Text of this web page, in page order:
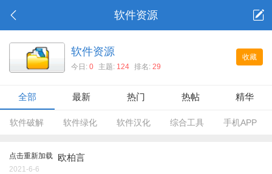
软件资源
收藏
软件资源
今日:0 主题: 124 排名:29
全部 最新 热门 热帖 精华
软件破解 软件绿化 软件汉化 综合工具 手机APP
点击重新加载 欧柏言
2021-6-6